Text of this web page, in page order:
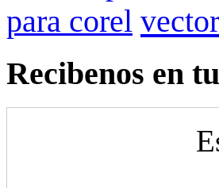
para corel
Recibenos en